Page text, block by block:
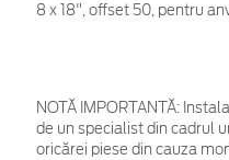
8 x 18", offset 50, pentru
NOTĂ IMPORTANTĂ:
de un specialist din cadrul
oricărei piese din cauza